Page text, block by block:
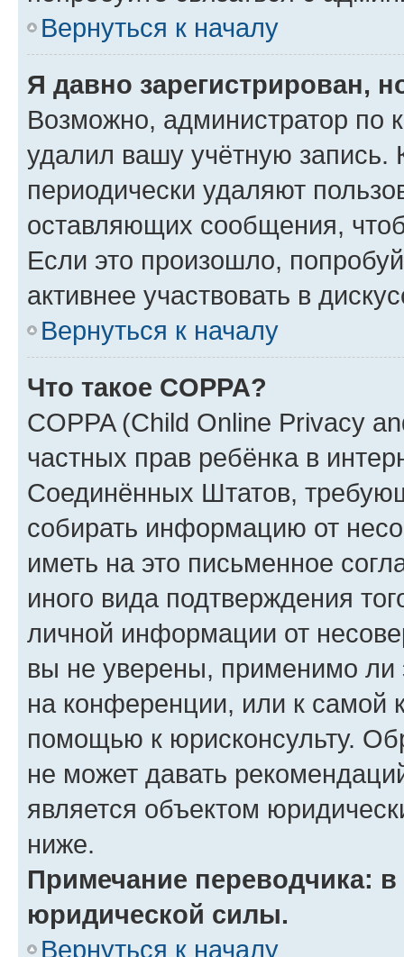
Вернуться к началу
Я давно зарегистрирован,
Возможно, администратор по
удалил вашу учётную запись.
периодически удаляют
оставляющих сообщения,
Если это произошло,
активнее участвовать в
Вернуться к началу
Что такое COPPA?
COPPA (Child Online Privacy
частных прав ребёнка в
Соединённых Штатов,
собирать информацию от
иметь на это письменное
иного вида подтверждения
личной информации от
вы не уверены, применимо ли
на конференции, или к самой
помощью к юрисконсульту.
не может давать
является объектом
ниже.
Примечание переводчика:
юридической силы.
Вернуться к началу